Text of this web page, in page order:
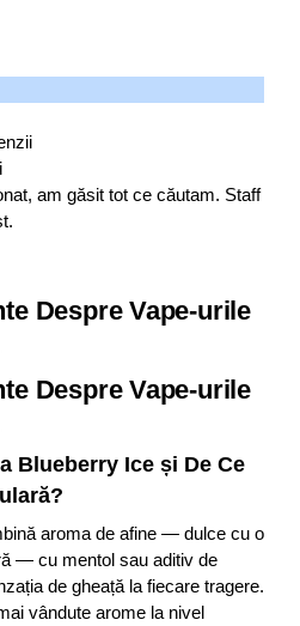
am găsit tot ce căutam. Staff
Despre Vape-urile
Despre Vape-urile
Blueberry Ice și De Ce
aroma de afine — dulce cu o
— cu mentol sau aditiv de
de gheață la fiecare tragere.
vândute arome la nivel